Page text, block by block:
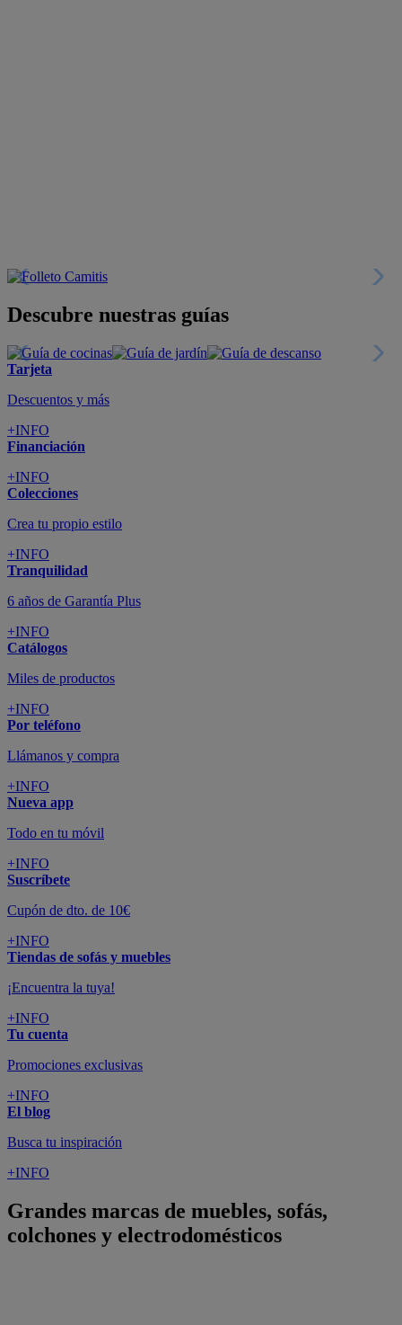
Descubre nuestras guías
Tarjeta
Descuentos y más
+INFO
Financiación
+INFO
Colecciones
Crea tu propio estilo
+INFO
Tranquilidad
6 años de Garantía Plus
+INFO
Catálogos
Miles de productos
+INFO
Por teléfono
Llámanos y compra
+INFO
Nueva app
Todo en tu móvil
+INFO
Suscríbete
Cupón de dto. de 10€
+INFO
Tiendas de sofás y muebles
¡Encuentra la tuya!
+INFO
Tu cuenta
Promociones exclusivas
+INFO
El blog
Busca tu inspiración
+INFO
Grandes marcas de muebles, sofás,
colchones y electrodomésticos